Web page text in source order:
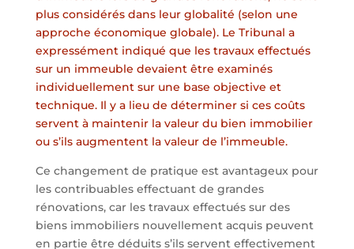
plus considérés dans leur globalité (selon une
approche économique globale). Le Tribunal a
expressément indiqué que les travaux effectués
sur un immeuble devaient être examinés
individuellement sur une base objective et
technique. Il y a lieu de déterminer si ces coûts
servent à maintenir la valeur du bien immobilier
ou s’ils augmentent la valeur de l’immeuble.
Ce changement de pratique est avantageux pour
les contribuables effectuant de grandes
rénovations, car les travaux effectués sur des
biens immobiliers nouvellement acquis peuvent
en partie être déduits s’ils servent effectivement